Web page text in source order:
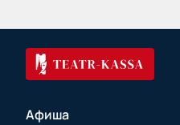
Афиша